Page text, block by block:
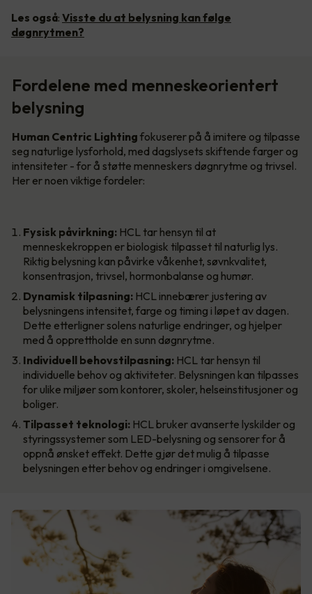
Les også: Visste du at belysning kan følge
døgnrytmen?
Fordelene med menneskeorientert
belysning
Human Centric Lighting fokuserer på å imitere og tilpasse
seg naturlige lysforhold, med dagslysets skiftende farger og
intensiteter - for å støtte menneskers døgnrytme og trivsel.
Her er noen viktige fordeler:
Fysisk påvirkning: HCL tar hensyn til at
menneskekroppen er biologisk tilpasset til naturlig lys.
Riktig belysning kan påvirke våkenhet, søvnkvalitet,
konsentrasjon, trivsel, hormonbalanse og humør.
Dynamisk tilpasning: HCL innebærer justering av
belysningens intensitet, farge og timing i løpet av dagen.
Dette etterligner solens naturlige endringer, og hjelper
med å opprettholde en sunn døgnrytme.
Individuell behovstilpasning: HCL tar hensyn til
individuelle behov og aktiviteter. Belysningen kan tilpasses
for ulike miljøer som kontorer, skoler, helseinstitusjoner og
boliger.
Tilpasset teknologi: HCL bruker avanserte lyskilder og
styringssystemer som LED-belysning og sensorer for å
oppnå ønsket effekt. Dette gjør det mulig å tilpasse
belysningen etter behov og endringer i omgivelsene.